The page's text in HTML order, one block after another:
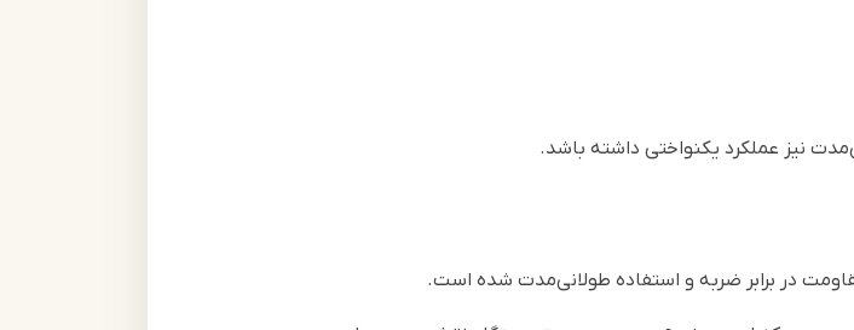
نیز عملکرد یکنواختی داشته باشد.
در برابر ضربه و استفاده طولانی‌مدت شده است.